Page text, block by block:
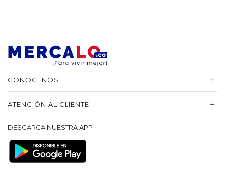
CONÓCENOS
ATENCIÓN AL CLIENTE
DESCARGA NUESTRA APP